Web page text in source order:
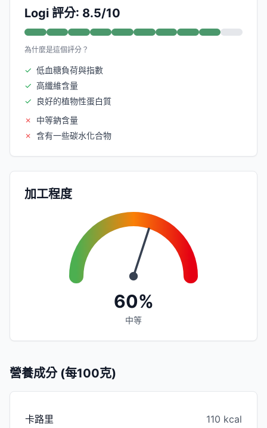
Logi 評分: 8.5/10
為什麼是這個評分？
✓ 低血糖負荷與指數
✓ 高纖維含量
✓
良好的植物性蛋白質
✗
中等鈉含量
✗ 含有一些碳水化合物
加工程度
60%
中等
營養成分 (每100克)
卡路里 110 kcal